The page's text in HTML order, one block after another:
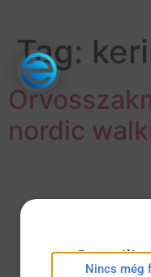
Tag:
nordic
Nincs még